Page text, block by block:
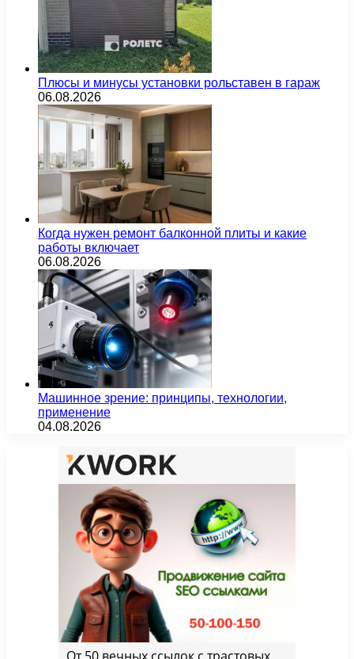
Плюсы и минусы установки рольставен в гараж
06.08.2026
Когда нужен ремонт балконной плиты и какие
работы включает
06.08.2026
Машинное зрение: принципы, технологии,
применение
04.08.2026